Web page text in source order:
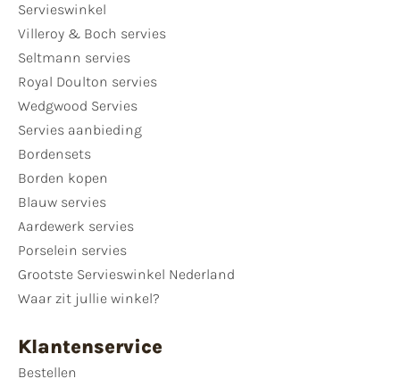
Servieswinkel
Villeroy & Boch servies
Seltmann servies
Royal Doulton servies
Wedgwood Servies
Servies aanbieding
Bordensets
Borden kopen
Blauw servies
Aardewerk servies
Porselein servies
Grootste Servieswinkel Nederland
Waar zit jullie winkel?
Klantenservice
Bestellen